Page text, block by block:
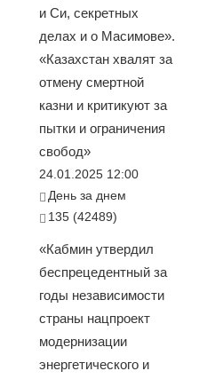
и Си, секретных
делах и о Масимове».
«Казахстан хвалят за
отмену смертной
казни и критикуют за
пытки и ограничения
свобод»
24.01.2025 12:00
День за днем
135 (42489)
«Кабмин утвердил
беспрецедентный за
годы независимости
страны нацпроект
модернизации
энергетического и